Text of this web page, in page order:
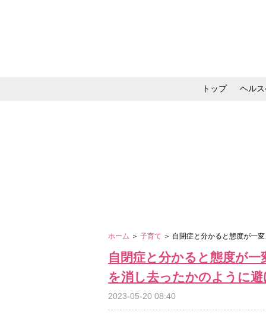
トップ ヘル
ホーム ＞ 子育て ＞ 自閉症と分かると態度が一
自閉症と分かると態度が
を消し去ったかのように
2023-05-20 08:40